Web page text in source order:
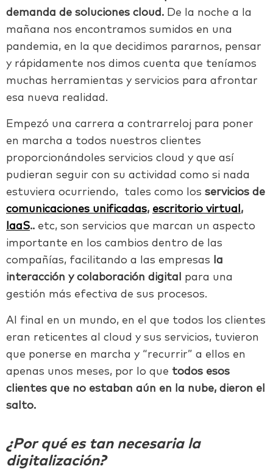
demanda de soluciones cloud. De la noche a la
mañana nos encontramos sumidos en una
pandemia, en la que decidimos pararnos, pensar
y rápidamente nos dimos cuenta que teníamos
muchas herramientas y servicios para afrontar
esa nueva realidad.
Empezó una carrera a contrarreloj para poner
en marcha a todos nuestros clientes
proporcionándoles servicios cloud y que así
pudieran seguir con su actividad como si nada
estuviera ocurriendo, tales como los servicios de
comunicaciones unificadas, escritorio virtual ,
IaaS.. etc, son servicios que marcan un aspecto
importante en los cambios dentro de las
compañías, facilitando a las empresas la
interacción y colaboración digital
para una
gestión más efectiva de sus procesos.
Al final en un mundo, en el que todos los clientes
eran reticentes al cloud y sus servicios, tuvieron
que ponerse en marcha y “recurrir” a ellos en
apenas unos meses, por lo que todos esos
clientes que no estaban aún en la nube, dieron el
salto.
¿Por qué es tan necesaria la
digitalización?